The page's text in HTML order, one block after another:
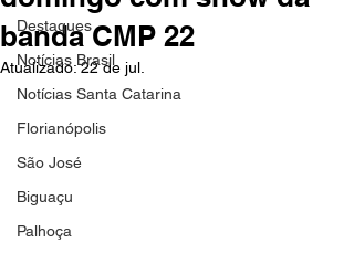
Destaques
Notícias Brasil
Notícias Santa Catarina
Florianópolis
São José
Biguaçu
Palhoça
banda CMP 22
Atualizado:22 de jul.